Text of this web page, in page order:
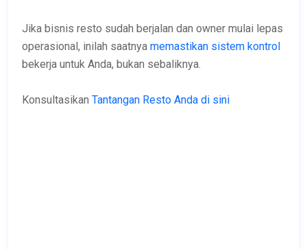
Jika bisnis resto sudah berjalan dan owner mulai lepas
operasional, inilah saatnya memastikan sistem kontrol
bekerja untuk Anda, bukan sebaliknya.
Konsultasikan Tantangan Resto Anda di sini